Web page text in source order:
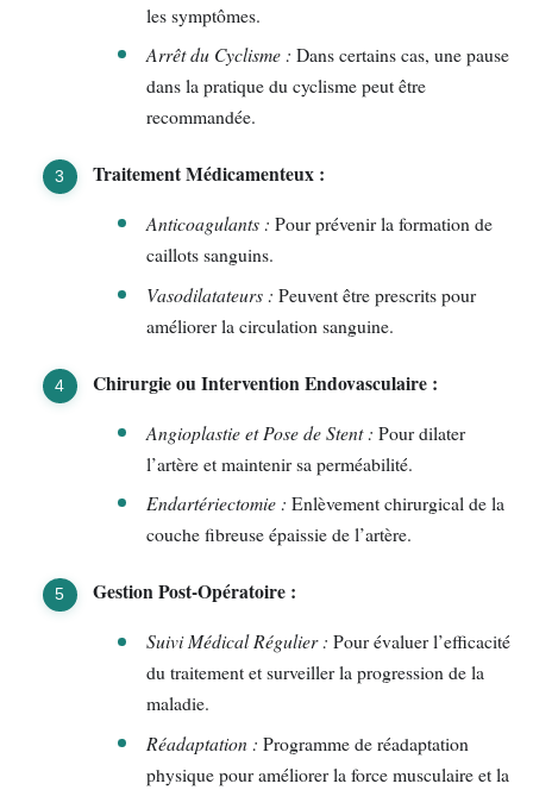
les symptômes.
Arrêt du Cyclisme : Dans certains cas, une pause
dans la pratique du cyclisme peut être
recommandée.
Traitement Médicamenteux :
Anticoagulants : Pour prévenir la formation de
caillots sanguins.
Vasodilatateurs : Peuvent être prescrits pour
améliorer la circulation sanguine.
Chirurgie ou Intervention Endovasculaire :
Angioplastie et Pose de Stent : Pour dilater
l’artère et maintenir sa perméabilité.
Endartériectomie : Enlèvement chirurgical de la
couche fibreuse épaissie de l’artère.
Gestion Post-Opératoire :
Suivi Médical Régulier : Pour évaluer l’efficacité
du traitement et surveiller la progression de la
maladie.
Réadaptation : Programme de réadaptation
physique pour améliorer la force musculaire et la